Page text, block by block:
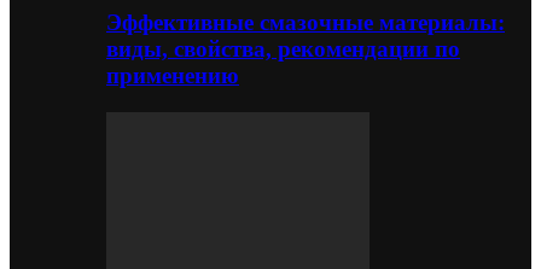
Эффективные смазочные материалы:
виды, свойства, рекомендации по
применению